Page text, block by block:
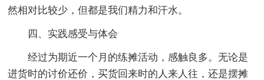
然相对比较少，但都是我们精力和汗水。
四、实践感受与体会
经过为期近一个月的练摊活动，感触良多。无论是
进货时的讨价还价，买货回来时的人来人往，还是摆摊